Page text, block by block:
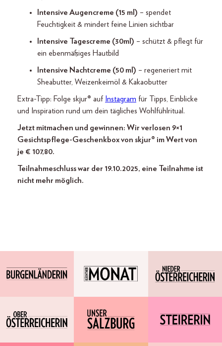
Intensive Augencreme (15 ml) – spendet
Feuchtigkeit & mindert feine Linien sichtbar
Intensive Tagescreme (30ml) – schützt & pflegt für
ein ebenmäßiges Hautbild
Intensive Nachtcreme (50 ml) – regeneriert mit
Sheabutter, Weizenkeimöl & Kakaobutter
Extra-Tipp: Folge skjur® auf Instagram für Tipps, Einblicke
und Inspiration rund um dein tägliches Wohlfühlritual.
Jetzt mitmachen und gewinnen: Wir verlosen 9×1
Gesichtspflege-Geschenkbox von skjur® im Wert von
je € 107,80.
Teilnahmeschluss war der 19.10.2025, eine Teilnahme ist
nicht mehr möglich.